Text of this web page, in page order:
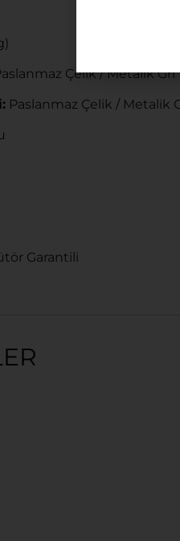
Çelik / Metalik Gri
Paslanmaz Çelik / Metalik
Garantili